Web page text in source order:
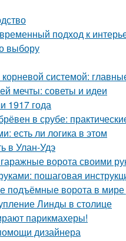
подход к
выбору
системой:
мечты: советы и идеи
1917 года
в срубе:
есть ли логика в этом
в Улан-Удэ
ворота своими
пошаговая
подъёмные ворота в
Линды в столице
парикмахеры!
дизайнера